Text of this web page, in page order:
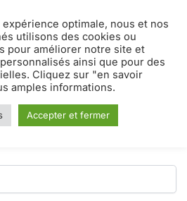
0
optimale, nous et nos
utilisons des cookies ou
pour améliorer notre site et
ainsi que pour des
Cliquez sur "en savoir
amples informations.
Accepter et fermer